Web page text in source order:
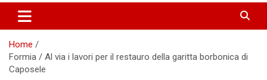
Home
Formia / Al via i lavori per il restauro della garitta borbonica di
Caposele